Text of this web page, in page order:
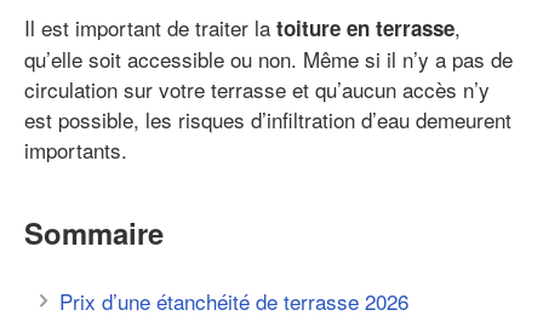
Il est important de traiter la toiture en terrasse,
qu’elle soit accessible ou non. Même si il n’y a pas de
circulation sur votre terrasse et qu’aucun accès n’y
est possible, les risques d’infiltration d’eau demeurent
importants.
Sommaire
Prix d’une étanchéité de terrasse 2026